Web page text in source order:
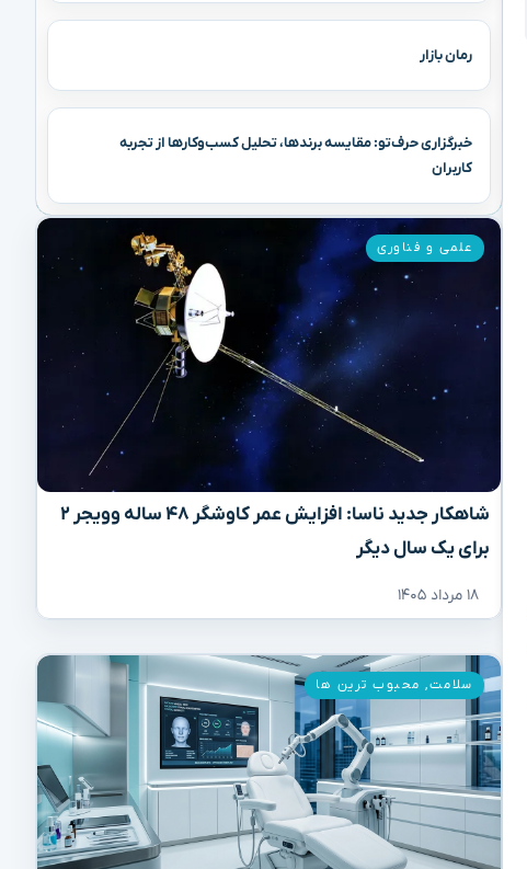
رمان بازار
خبرگزاری حرف‌تو: مقایسه برندها، تحلیل کسب‌وکارها از تجربه
کاربران
شاهکار جدید ناسا: افزایش عمر کاوشگر ۴۸ ساله وویجر ۲
برای یک سال دیگر
۱۸ مرداد ۱۴۰۵
علمی و فناوری
سلامت, محبوب ترین ها